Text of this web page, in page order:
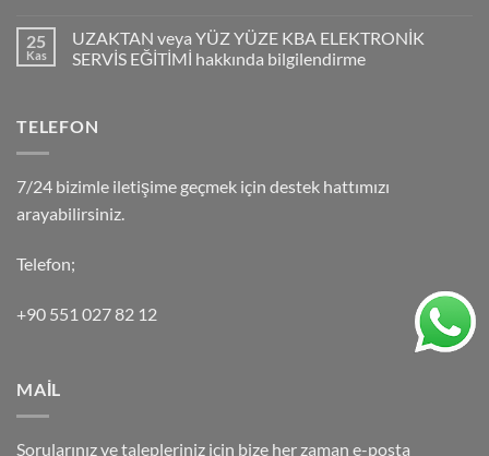
25
Kas
UZAKTAN veya YÜZ YÜZE KBA ELEKTRONİK
SERVİS EĞİTİMİ hakkında bilgilendirme
TELEFON
7/24 bizimle iletişime geçmek için destek hattımızı
arayabilirsiniz.
Telefon;
+90 551 027 82 12
MAİL
Sorularınız ve talepleriniz için bize her zaman e-posta